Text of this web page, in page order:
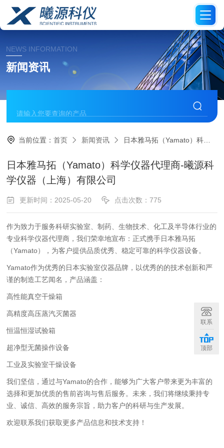
NEWS INFORMATION
新闻资讯
当前位置：首页 新闻资讯 日本雅马拓（Yamato）科学仪器代理商-曦源科学仪器（上海）有限公司
日本雅马拓（Yamato）科学仪器代理商-曦源科
学仪器（上海）有限公司
更新时间：2025-05-20 点击次数：775
作为致力于服务科研实验室、制药、生物技术、化工及半导体行业的
专业科学仪器代理商，我们荣幸地宣布：正式携手日本雅马拓
（Yamato），为客户提供品质优秀、稳定可靠的科学仪器设备。
Yamato作为优秀的日本实验室仪器品牌，以优秀的的技术创新和严
谨的制造工艺闻名，产品涵盖：
高性能真空干燥箱
高精度高压蒸汽灭菌器
恒温恒湿试验箱
超净型无菌操作设备
工业及实验室干燥设备
我们坚信，通过与Yamato的合作，能够为广大客户带来更为丰富的
选择和更加优质的售前咨询与售后服务。未来，我们将继续秉持专
业、诚信、高效的服务宗旨，助力客户的科研与生产发展。
欢迎联系我们获取更多产品信息和技术支持！
联系
顶部